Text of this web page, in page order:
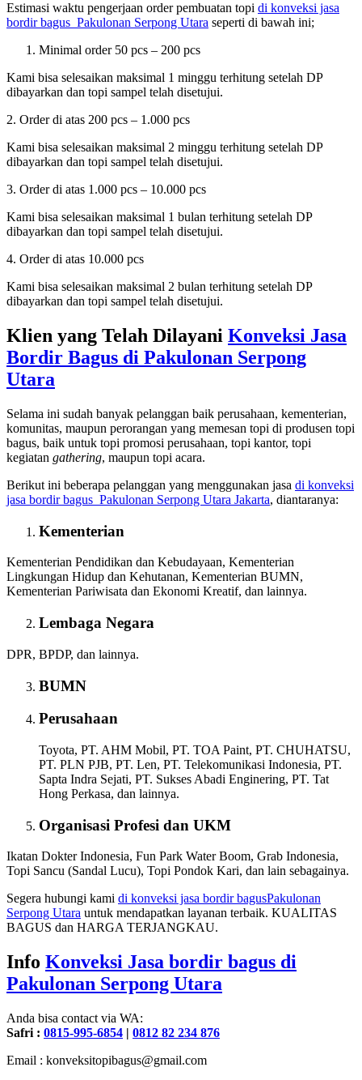
Estimasi waktu pengerjaan order pembuatan topi di konveksi jasa
bordir bagus Pakulonan Serpong Utara seperti di bawah ini;
Minimal order 50 pcs – 200 pcs
Kami bisa selesaikan maksimal 1 minggu terhitung setelah DP
dibayarkan dan topi sampel telah disetujui.
2. Order di atas 200 pcs – 1.000 pcs
Kami bisa selesaikan maksimal 2 minggu terhitung setelah DP
dibayarkan dan topi sampel telah disetujui.
3. Order di atas 1.000 pcs – 10.000 pcs
Kami bisa selesaikan maksimal 1 bulan terhitung setelah DP
dibayarkan dan topi sampel telah disetujui.
4. Order di atas 10.000 pcs
Kami bisa selesaikan maksimal 2 bulan terhitung setelah DP
dibayarkan dan topi sampel telah disetujui.
Klien yang Telah Dilayani Konveksi Jasa
Bordir Bagus di Pakulonan Serpong
Utara
Selama ini sudah banyak pelanggan baik perusahaan, kementerian,
komunitas, maupun perorangan yang memesan topi di produsen topi
bagus, baik untuk topi promosi perusahaan, topi kantor, topi
kegiatan gathering, maupun topi acara.
Berikut ini beberapa pelanggan yang menggunakan jasa di konveksi
jasa bordir bagus Pakulonan Serpong Utara Jakarta, diantaranya:
Kementerian
Kementerian Pendidikan dan Kebudayaan, Kementerian
Lingkungan Hidup dan Kehutanan, Kementerian BUMN,
Kementerian Pariwisata dan Ekonomi Kreatif, dan lainnya.
Lembaga Negara
DPR, BPDP, dan lainnya.
BUMN
Perusahaan
Toyota, PT. AHM Mobil, PT. TOA Paint, PT. CHUHATSU,
PT. PLN PJB, PT. Len, PT. Telekomunikasi Indonesia, PT.
Sapta Indra Sejati, PT. Sukses Abadi Enginering, PT. Tat
Hong Perkasa, dan lainnya.
Organisasi Profesi dan UKM
Ikatan Dokter Indonesia, Fun Park Water Boom, Grab Indonesia,
Topi Sancu (Sandal Lucu), Topi Pondok Kari, dan lain sebagainya.
Segera hubungi kami di konveksi jasa bordir bagusPakulonan
Serpong Utara untuk mendapatkan layanan terbaik. KUALITAS
BAGUS dan HARGA TERJANGKAU.
Info Konveksi Jasa bordir bagus di
Pakulonan Serpong Utara
Anda bisa contact via WA:
Safri : 0815-995-6854 | 0812 82 234 876
Email : konveksitopibagus@gmail.com